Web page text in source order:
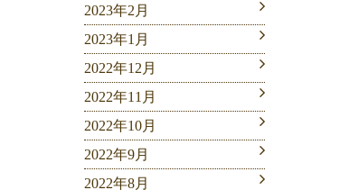
2023年2月
2023年1月
2022年12月
2022年11月
2022年10月
2022年9月
2022年8月